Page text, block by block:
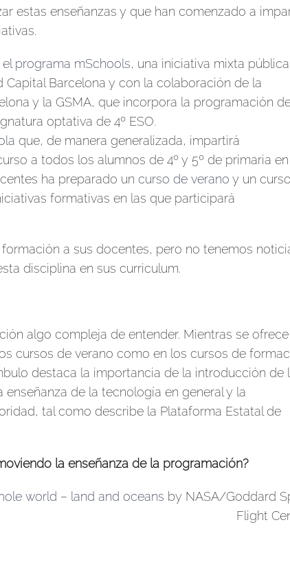
estas enseñanzas y que han comenzado a
el programa mSchools, una iniciativa mixta
Barcelona y con la colaboración de la
y la GSMA, que incorpora la programación
optativa de 4º ESO.
que, de manera generalizada, impartirá
a todos los alumnos de 4º y 5º de primaria
ha preparado un curso de verano y un curso
formativas en las que participará
a sus docentes, pero no tenemos
disciplina en sus curriculum.
algo compleja de entender. Mientras se ofrece
cursos de verano como en los cursos de
destaca la importancia de la introducción de
de la tecnología en general y la
tal como describe la Plataforma Estatal de
la enseñanza de la programación?
world – land and oceans by NASA/Goddard
Flight